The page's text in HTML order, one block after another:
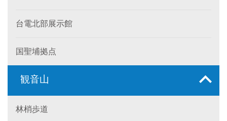
台電北部展示館
国聖埔拠点
観音山
林梢歩道